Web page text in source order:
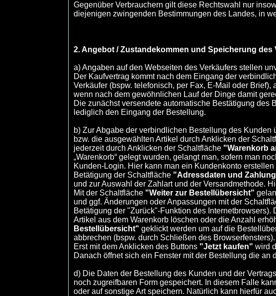
Gegenüber Verbrauchern gilt diese Rechtswahl nur
diejenigen zwingenden Bestimmungen des Landes, in
2. Angebot / Zustandekommen und Speicherung des
a) Angaben auf den Webseiten des Verkäufers stellen
Der Kaufvertrag kommt nach dem Eingang der
Verkäufer (bspw. telefonisch, per Fax, E-Mail oder
wenn nach dem gewöhnlichen Lauf der Dinge damit
Die zunächst versendete automatische Bestätigung des
lediglich den Eingang der Bestellung.
b) Zur Abgabe der verbindlichen Bestellung des
bzw. die ausgewählten Artikel durch Anklicken der
jederzeit durch Anklicken der Schaltfläche "Warenkorb
„Warenkorb“ gelegt wurden, gelangt man, sofern man
Kunden-Login. Hier kann man ein Kundenkonto
Betätigung der Schaltfläche "Adressdaten und
und zur Auswahl der Zahlart und der Versandmethode.
Mit der Schaltfläche "Weiter zur Bestellübersicht"
und ggf. Änderungen oder Anpassungen mit der
Betätigung der "Zurück"-Funktion des
Artikel aus dem Warenkorb löschen oder die Anzahl
Bestellübersicht" geklickt werden um auf die
abbrechen (bspw. durch Schließen des Browserfensters).
Erst mit dem Anklicken des Buttons "Jetzt kaufen" wird
Danach öffnet sich ein Fenster mit der Bestellung die
d) Die Daten der Bestellung des Kunden und der
noch zugreifbaren Form gespeichert. In diesem Falle
oder auf sonstige Art speichern. Natürlich kann hierfür